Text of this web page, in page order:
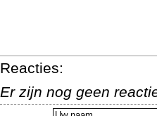
Reacties:
Er zijn nog geen